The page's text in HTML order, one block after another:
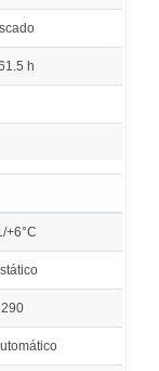
h
+6°C